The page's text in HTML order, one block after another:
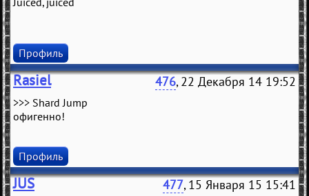
Профиль
Rasiel 476, 22 Декабря 14 19:52
>>> Shard Jump
офигенно!
Профиль
JUS 477, 15 Января 15 15:41